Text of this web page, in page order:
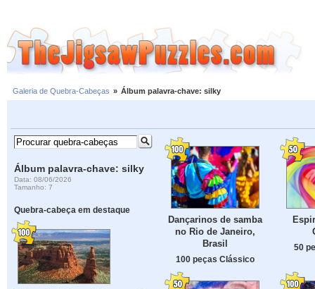
Galeria de Quebra-Cabeças » Álbum palavra-chave: silky
Álbum palavra-chave: silky
Data: 08/06/2026
Tamanho: 7
Quebra-cabeça em destaque
Dançarinos de samba
no Rio de Janeiro,
Brasil
100 peças Clássico
50